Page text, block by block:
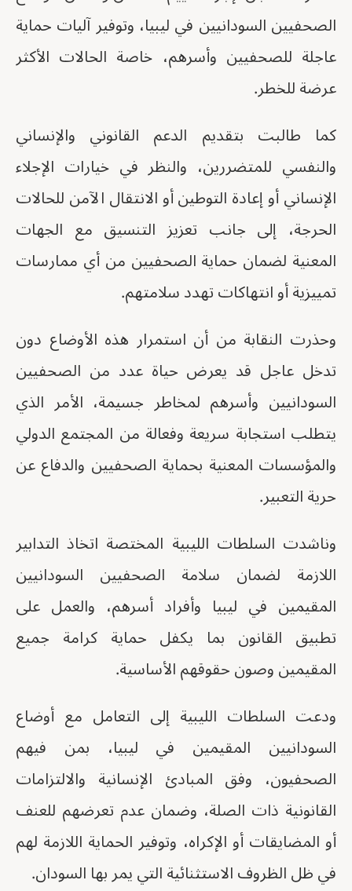
الصحفيين السودانيين في ليبيا، وتوفير آليات حماية
عاجلة للصحفيين وأسرهم، خاصة الحالات الأكثر
عرضة للخطر.
كما طالبت بتقديم الدعم القانوني والإنساني
والنفسي للمتضررين، والنظر في خيارات الإجلاء
الإنساني أو إعادة التوطين أو الانتقال الآمن للحالات
الحرجة، إلى جانب تعزيز التنسيق مع الجهات
المعنية لضمان حماية الصحفيين من أي ممارسات
تمييزية أو انتهاكات تهدد سلامتهم.
وحذرت النقابة من أن استمرار هذه الأوضاع دون
تدخل عاجل قد يعرض حياة عدد من الصحفيين
السودانيين وأسرهم لمخاطر جسيمة، الأمر الذي
يتطلب استجابة سريعة وفعالة من المجتمع الدولي
والمؤسسات المعنية بحماية الصحفيين والدفاع عن
حرية التعبير.
وناشدت السلطات الليبية المختصة اتخاذ التدابير
اللازمة لضمان سلامة الصحفيين السودانيين
المقيمين في ليبيا وأفراد أسرهم، والعمل على
تطبيق القانون بما يكفل حماية كرامة جميع
المقيمين وصون حقوقهم الأساسية.
ودعت السلطات الليبية إلى التعامل مع أوضاع
السودانيين المقيمين في ليبيا، بمن فيهم
الصحفيون، وفق المبادئ الإنسانية والالتزامات
القانونية ذات الصلة، وضمان عدم تعرضهم للعنف
أو المضايقات أو الإكراه، وتوفير الحماية اللازمة لهم
في ظل الظروف الاستثنائية التي يمر بها السودان.